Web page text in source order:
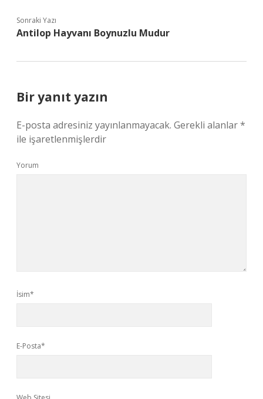
Sonraki Yazı
Antilop Hayvanı Boynuzlu Mudur
Bir yanıt yazın
E-posta adresiniz yayınlanmayacak. Gerekli alanlar*
ile işaretlenmişlerdir
Yorum
İsim*
E-Posta*